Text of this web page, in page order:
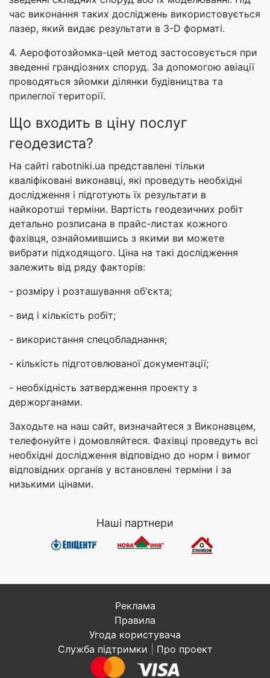
час виконання таких досліджень використовується
лазер, який видає результати в 3-D форматі.
4. Аерофотозйомка-цей метод застосовується при
зведенні грандіозних споруд. За допомогою авіації
проводяться зйомки ділянки будівництва та
прилеглої території.
Що входить в ціну послуг
геодезиста?
На сайті rabotniki.ua представлені тільки
кваліфіковані виконавці, які проведуть необхідні
дослідження і підготують їх результати в
найкоротші терміни. Вартість геодезичних робіт
детально розписана в прайс-листах кожного
фахівця, ознайомившись з якими ви можете
вибрати підходящого. Ціна на такі дослідження
залежить від ряду факторів:
- розміру і розташування об'єкта;
- вид і кількість робіт;
- використання спецобладнання;
- кількість підготовлюваної документації;
- необхідність затвердження проекту з
держорганами.
Заходьте на наш сайт, визначайтеся з Виконавцем,
телефонуйте і домовляйтеся. Фахівці проведуть всі
необхідні дослідження відповідно до норм і вимог
відповідних органів у встановлені терміни і за
низькими цінами.
Наші партнери
Реклама
Правила
Угода користувача
Служба підтримки
Про проект